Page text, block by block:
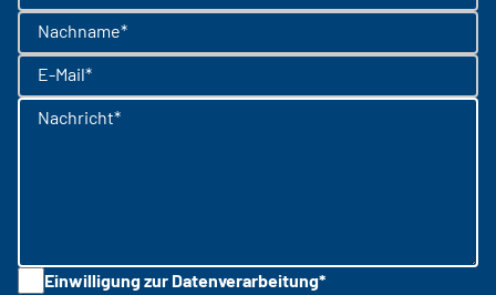
Nachname*
E-Mail*
Nachricht*
Einwilligung zur Datenverarbeitung*